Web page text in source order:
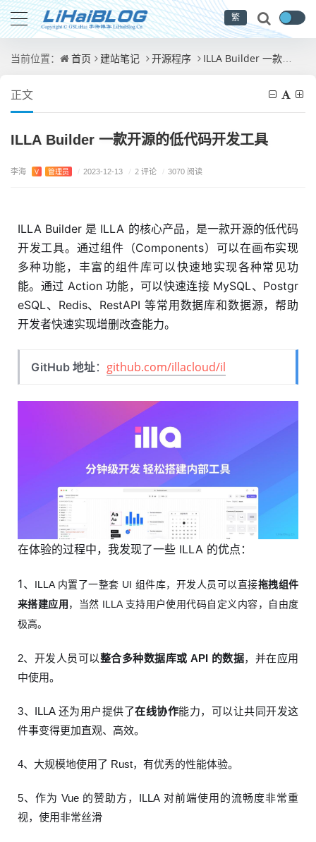
繁
当前位置： 首页 建站笔记 开源程序 ILLA Builder 一款开源的低代码开发工具
正文
ILLA Builder 一款开源的低代码开发工具
李海 V 管理员 / 2023-12-13 / 2 评论 / 3070 阅读
ILLA Builder 是 ILLA 的核心产品，是一款开源的低代码
开发工具。通过组件（Components）可以在画布实现
多种功能，丰富的组件库可以快速地实现各种常见功
能。通过 Action 功能，可以快速连接 MySQL、Postgr
eSQL、Redis、RestAPI 等常用数据库和数据源，帮助
开发者快速实现增删改查能力。
GitHub 地址： github.com/illacloud/il
在体验的过程中，我发现了一些 ILLA 的优点：
1、 ILLA 内置了一整套 UI 组件库，开发人员可以直接拖拽组件
来搭建应用 ，当然 ILLA 支持用户使用代码自定义内容，自由度
极高。
2、开发人员可以整合多种数据库或 API 的数据，并在应用
中使用。
3、ILLA 还为用户提供了在线协作能力，可以让共同开发这
件事变得更加直观、高效。
4、大规模地使用了 Rust，有优秀的性能体验。
5、作为 Vue 的赞助方，ILLA 对前端使用的流畅度非常重
视，使用非常丝滑